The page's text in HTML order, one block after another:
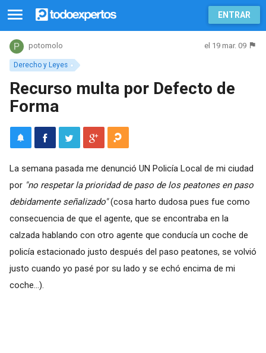
ENTRAR
Derecho y Leyes
potomolo el 19 mar. 09
Recurso multa por Defecto de
Forma
La semana pasada me denunció UN Policía Local de mi ciudad
por "no respetar la prioridad de paso de los peatones en paso
debidamente señalizado"(cosa harto dudosa pues fue como
consecuencia de que el agente, que se encontraba en la
calzada hablando con otro agente que conducía un coche de
policía estacionado justo después del paso peatones, se volvió
justo cuando yo pasé por su lado y se echó encima de mi
coche...).